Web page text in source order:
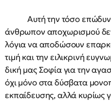
Αυτή την τόσο επώδυνη
άνθρωπον αποχωρισμού
λόγια να αποδώσουν
τιμή και την ειλικρινή
δική μας Σοφία για την
όχι μόνο στα δύσβατα
εκπαίδευσης, αλλά κυρίως